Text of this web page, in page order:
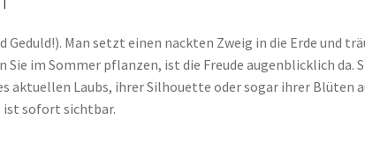
Man setzt einen nackten Zweig in die Erde und
im Sommer pflanzen, ist die Freude augenblicklich da.
aktuellen Laubs, ihrer Silhouette oder sogar ihrer Blüten
ist sofort sichtbar.